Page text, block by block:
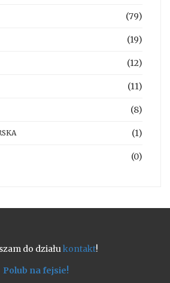
(79)
(19)
(12)
(11)
(8)
(1)
(0)
do działukontakt!
Polub na fejsie!